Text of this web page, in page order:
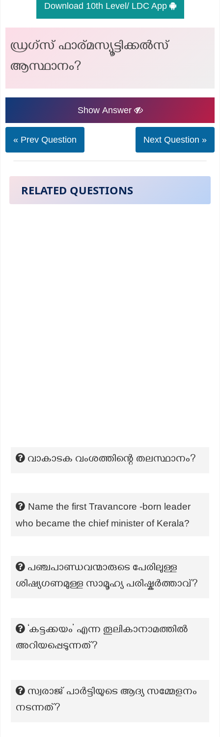
Download 10th Level/ LDC App
ഡ്രഗ്സ് ഫാര്മസ്യൂട്ടിക്കൽസ്
ആസ്ഥാനം?
Show Answer
« Prev Question Next Question »
RELATED QUESTIONS
വാകാടക വംശത്തിന്റെ തലസ്ഥാനം?
Name the first Travancore -born leader
who became the chief minister of Kerala?
പഞ്ചപാണ്ഡവന്മാരുടെ പേരിലുള്ള
ശിഷ്യഗണമുള്ള സാമൂഹ്യ പരിഷ്കര്‍ത്താവ്‌?
‘കട്ടക്കയം’ എന്ന തൂലികാനാമത്തില്‍
അറിയപ്പെടുന്നത്?
സ്വരാജ് പാർട്ടിയുടെ ആദ്യ സമ്മേളനം
നടന്നത്?